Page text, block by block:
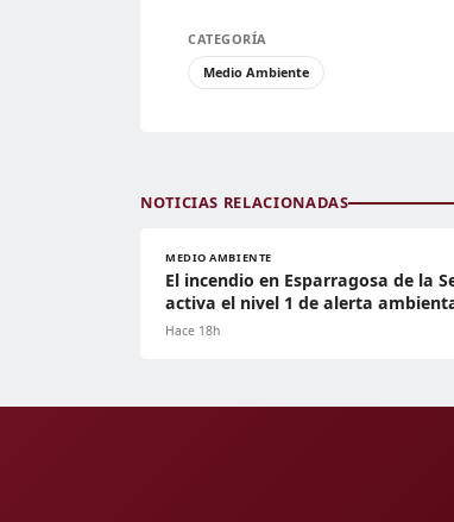
CATEGORÍA
Medio Ambiente
NOTICIAS RELACIONADAS
MEDIO AMBIENTE
El incendio en Esparragosa de la
activa el nivel 1 de alerta
Hace 18h